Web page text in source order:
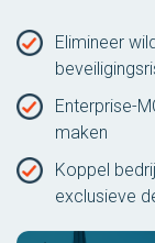
Elimineer
Enterprise-
maken
Koppel
exclusieve